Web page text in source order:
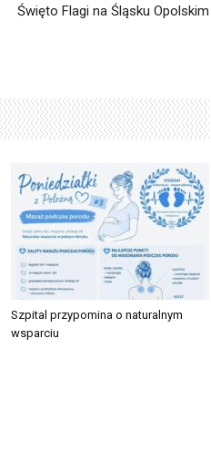
Święto Flagi na Śląsku Opolskim
Szpital przypomina o naturalnym
wsparciu